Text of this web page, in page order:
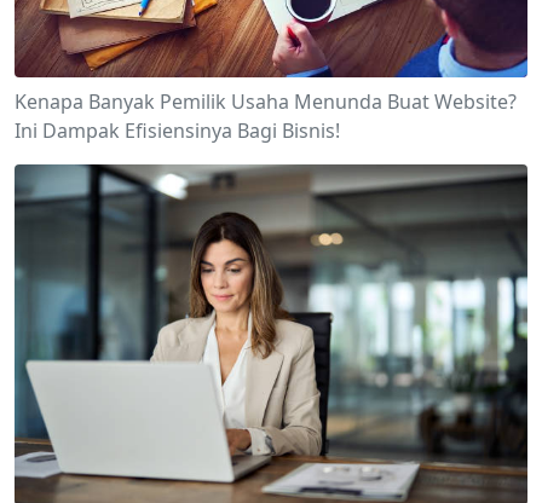
Kenapa Banyak Pemilik Usaha Menunda Buat Website?
Ini Dampak Efisiensinya Bagi Bisnis!